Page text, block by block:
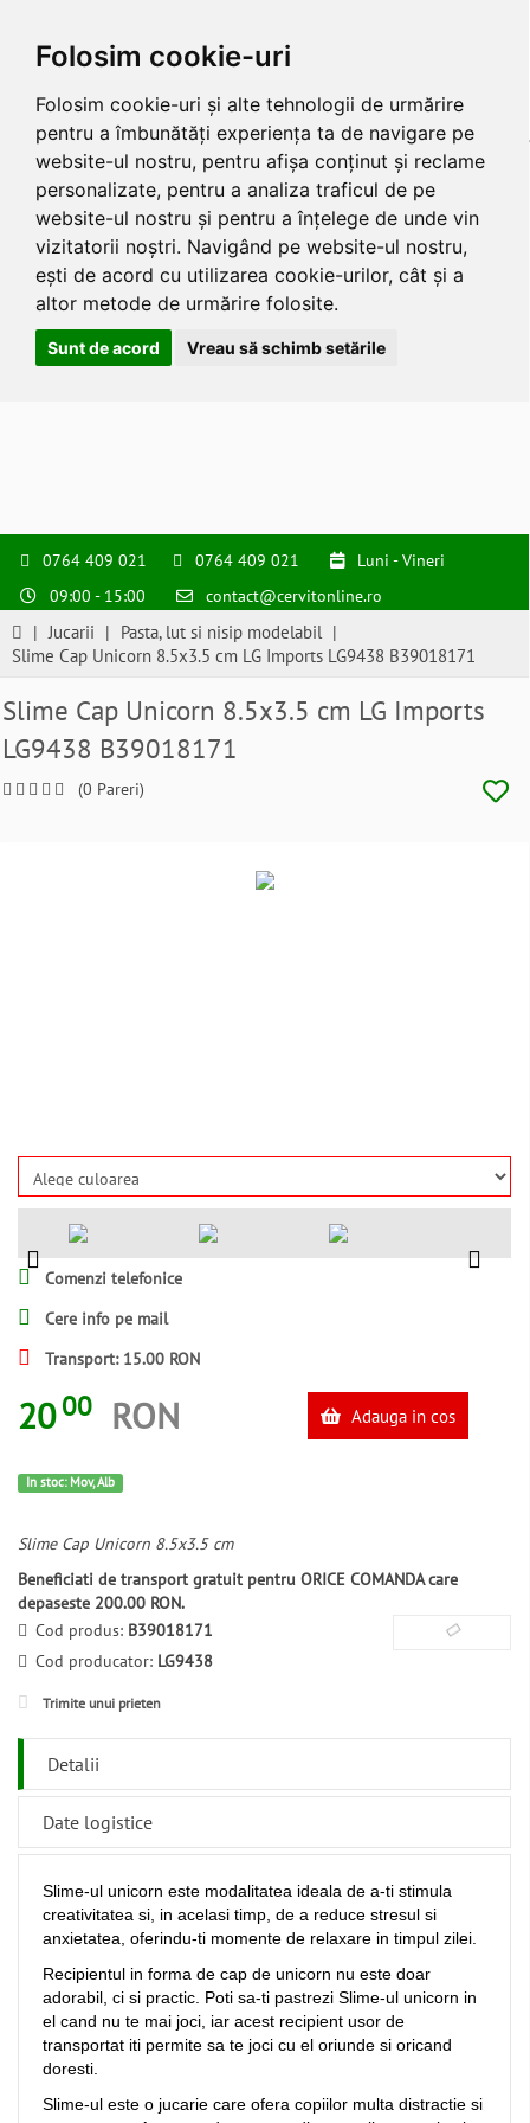
Folosim cookie-uri
Folosim cookie-uri și alte tehnologii de urmărire
pentru a îmbunătăți experiența ta de navigare pe
website-ul nostru, pentru afișa conținut și reclame
personalizate, pentru a analiza traficul de pe
website-ul nostru și pentru a înțelege de unde vin
vizitatorii noștri. Navigând pe website-ul nostru,
ești de acord cu utilizarea cookie-urilor, cât și a
altor metode de urmărire folosite.
Sunt de acord Vreau să schimb setările
0764 409 021 0764 409 021
Luni - Vineri
09:00 - 15:00
contact@cervitonline.ro
| Jucarii | Pasta, lut si nisip modelabil |
Slime Cap Unicorn 8.5x3.5 cm LG Imports LG9438 B39018171
Slime Cap Unicorn 8.5x3.5 cm LG Imports
LG9438 B39018171
(0 Pareri)
Comenzi telefonice
Cere info pe mail
Transport: 15.00 RON
20 00 RON Adauga in cos
In stoc: Mov, Alb
Slime Cap Unicorn 8.5x3.5 cm
Beneficiati de transport gratuit pentru ORICE COMANDA care
depaseste 200.00 RON.
Cod produs: B39018171
Cod producator: LG9438
Trimite unui prieten
Detalii
Date logistice
Slime-ul unicorn este modalitatea ideala de a-ti stimula
creativitatea si, in acelasi timp, de a reduce stresul si
anxietatea, oferindu-ti momente de relaxare in timpul zilei.
Recipientul in forma de cap de unicorn nu este doar
adorabil, ci si practic. Poti sa-ti pastrezi Slime-ul unicorn in
el cand nu te mai joci, iar acest recipient usor de
transportat iti permite sa te joci cu el oriunde si oricand
doresti.
Slime-ul este o jucarie care ofera copiilor multa distractie si